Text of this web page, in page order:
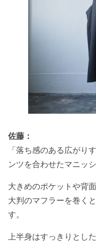
佐藤：
「落ち感のある広がり
ンツを合わせたマニッ
大きめのポケットや背
大判のマフラーを巻く
す。
上半身はすっきりとし